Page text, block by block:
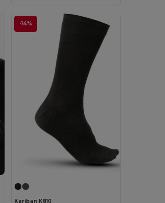
-14%
Kariban K810